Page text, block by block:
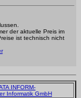
der aktuelle Preis im
ist technisch nicht
INFORM-
Informatik GmbH